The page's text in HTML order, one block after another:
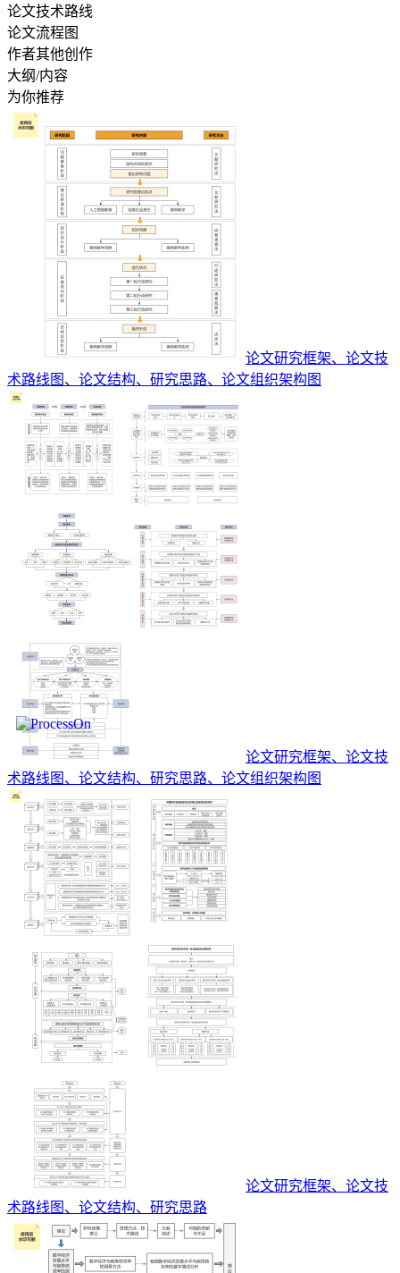
论文技术路线
论文流程图
作者其他创作
大纲/内容
为你推荐
论文研究框架、论文技
术路线图、论文结构、研究思路、论文组织架构图
论文研究框架、论文技
术路线图、论文结构、研究思路、论文组织架构图
论文研究框架、论文技
术路线图、论文结构、研究思路